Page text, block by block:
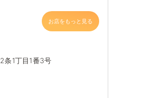
お店をもっと見る
条1丁目1番3号